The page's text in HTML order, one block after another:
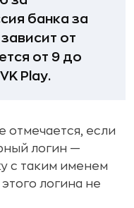
банка за
от
от 9 до
Play.
отмечается, если
логин —
с таким именем
логина не